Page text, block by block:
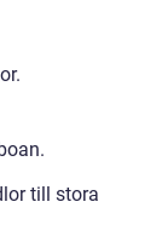
till stora